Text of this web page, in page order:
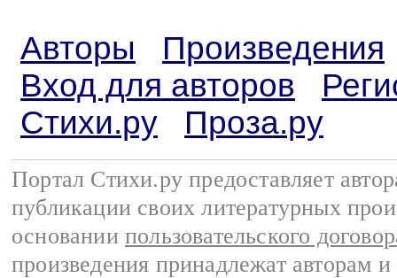
Авторы
Произведения
Вход для авторов
Стихи.ру
Проза.ру
Портал Стихи.ру предоставляет
публикации своих литературных
основании пользовательского
произведения принадлежат авторам